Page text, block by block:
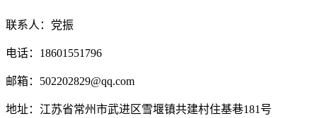
联系人：党振
电话：18601551796
邮箱：502202829@qq.com
地址：江苏省常州市武进区雪堰镇共建村住基巷181号